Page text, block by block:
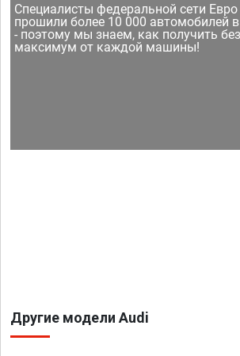
Специалисты федеральной сети
прошили более 10 000 автомобилей
- поэтому мы знаем, как получить
максимум от каждой машины!
Другие модели Audi